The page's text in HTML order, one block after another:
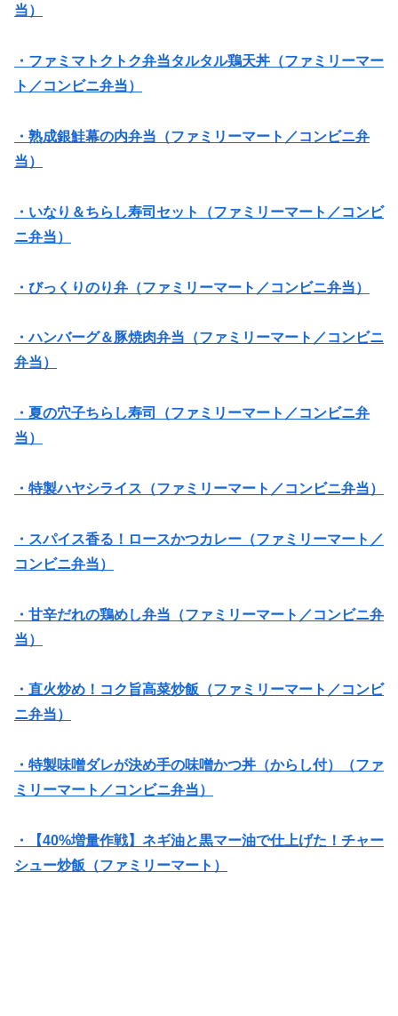
当）
・ファミマトクトク弁当タルタル鶏天丼（ファミリーマー
ト／コンビニ弁当）
・熟成銀鮭幕の内弁当（ファミリーマート／コンビニ弁
当）
・いなり＆ちらし寿司セット（ファミリーマート／コンビ
ニ弁当）
・びっくりのり弁（ファミリーマート／コンビニ弁当）
・ハンバーグ＆豚焼肉弁当（ファミリーマート／コンビニ
弁当）
・夏の穴子ちらし寿司（ファミリーマート／コンビニ弁
当）
・特製ハヤシライス（ファミリーマート／コンビニ弁当）
・スパイス香る！ロースかつカレー（ファミリーマート／
コンビニ弁当）
・甘辛だれの鶏めし弁当（ファミリーマート／コンビニ弁
当）
・直火炒め！コク旨高菜炒飯（ファミリーマート／コンビ
ニ弁当）
・特製味噌ダレが決め手の味噌かつ丼（からし付）（ファ
ミリーマート／コンビニ弁当）
・【40%増量作戦】ネギ油と黒マー油で仕上げた！チャー
シュー炒飯（ファミリーマート）